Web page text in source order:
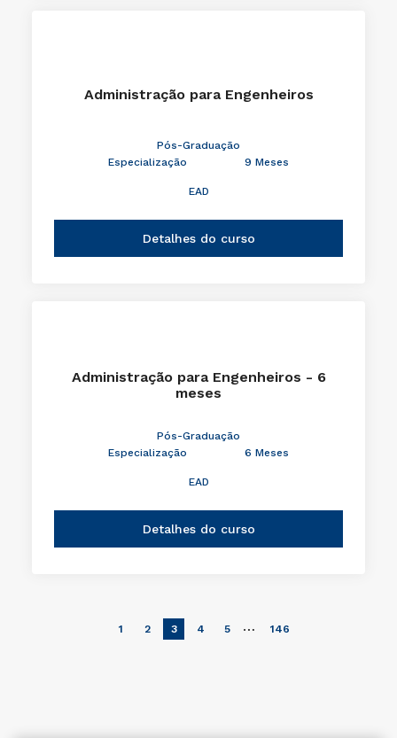
Administração para Engenheiros
Pós-Graduação
Especialização
9 Meses
EAD
Detalhes do curso
Administração para Engenheiros - 6
meses
Pós-Graduação
Especialização
6 Meses
EAD
Detalhes do curso
1 2 3 4 5 … 146